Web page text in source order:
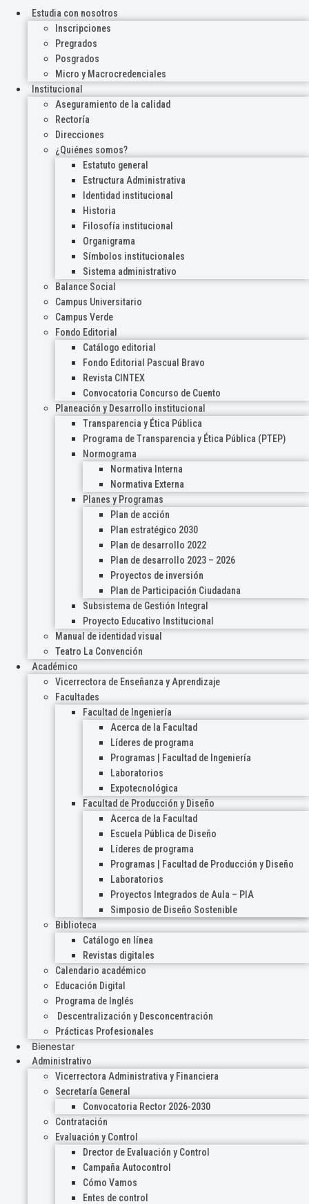
Estudia con nosotros
Inscripciones
Pregrados
Posgrados
Micro y Macrocredenciales
Institucional
Aseguramiento de la calidad
Rectoría
Direcciones
¿Quiénes somos?
Estatuto general
Estructura Administrativa
Identidad institucional
Historia
Filosofía institucional
Organigrama
Símbolos institucionales
Sistema administrativo
Balance Social
Campus Universitario
Campus Verde
Fondo Editorial
Catálogo editorial
Fondo Editorial Pascual Bravo
Revista CINTEX
Convocatoria Concurso de Cuento
Planeación y Desarrollo institucional
Transparencia y Ética Pública
Programa de Transparencia y Ética Pública (PTEP)
Normograma
Normativa Interna
Normativa Externa
Planes y Programas
Plan de acción
Plan estratégico 2030
Plan de desarrollo 2022
Plan de desarrollo 2023 – 2026
Proyectos de inversión
Plan de Participación Ciudadana
Subsistema de Gestión Integral
Proyecto Educativo Institucional
Manual de identidad visual
Teatro La Convención
Académico
Vicerrectora de Enseñanza y Aprendizaje
Facultades
Facultad de Ingeniería
Acerca de la Facultad
Líderes de programa
Programas | Facultad de Ingeniería
Laboratorios
Expotecnológica
Facultad de Producción y Diseño
Acerca de la Facultad
Escuela Pública de Diseño
Líderes de programa
Programas | Facultad de Producción y Diseño
Laboratorios
Proyectos Integrados de Aula – PIA
Simposio de Diseño Sostenible
Biblioteca
Catálogo en línea
Revistas digitales
Calendario académico
Educación Digital
Programa de Inglés
Descentralización y Desconcentración
Prácticas Profesionales
Bienestar
Administrativo
Vicerrectora Administrativa y Financiera
Secretaría General
Convocatoria Rector 2026-2030
Contratación
Evaluación y Control
Drector de Evaluación y Control
Campaña Autocontrol
Cómo Vamos
Entes de control